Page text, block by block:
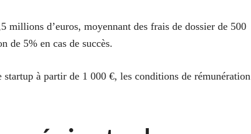
millions d’euros, moyennant des frais de dossier de 500
de 5% en cas de succès.
à partir de 1 000 €, les conditions de rémunération